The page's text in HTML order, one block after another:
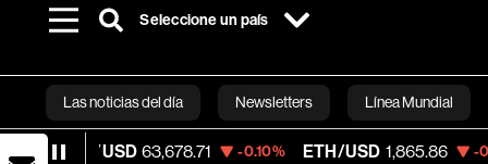
Seleccione un país
Las noticias del día Newsletters Línea Mundial
Bloomberg
63,678.71 -0.10% ETH/USD 1,865.86 -0.09% Visa